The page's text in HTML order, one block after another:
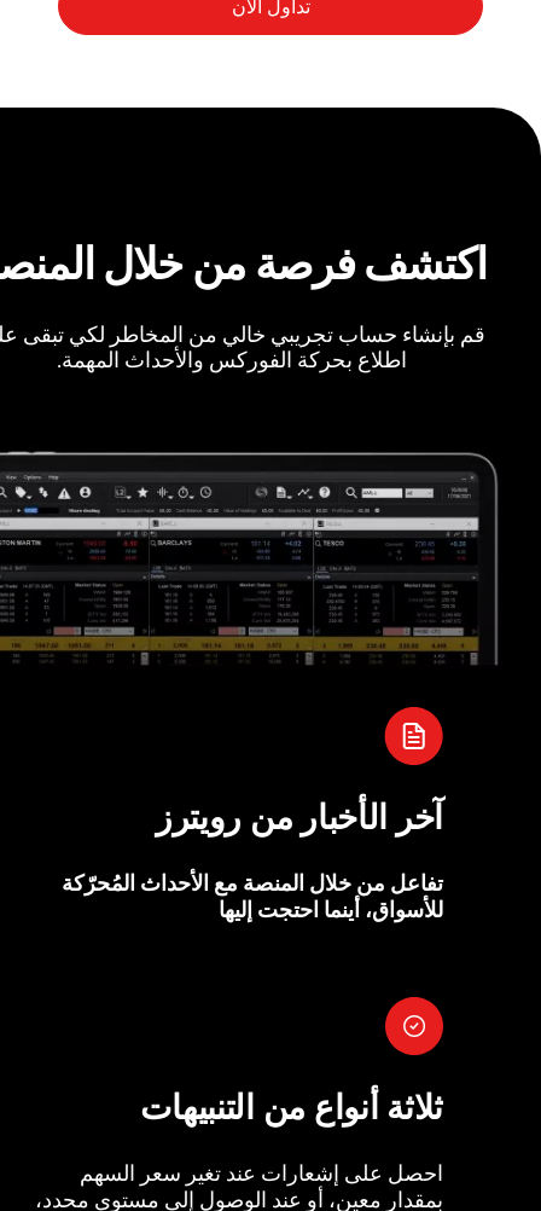
اكتشف فرصة من خلال
قم بإنشاء حساب تجريبي خالي من المخاطر لكي تبقى
اطلاع بحركة الفوركس والأحداث المهمة.
آخر الأخبار من رويترز
تفاعل من خلال المنصة مع الأحداث المُحرّكة
للأسواق، أينما احتجت إليها
ثلاثة أنواع من التنبيهات
احصل على إشعارات عند تغير سعر السهم
بمقدار معين، أو عند الوصول إلى مستوى محدد،